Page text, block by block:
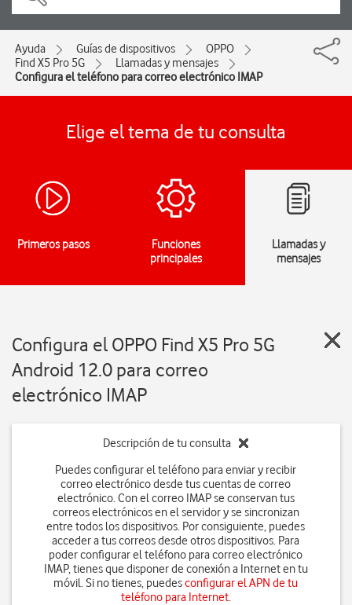
Ayuda Guías de dispositivos
OPPO
Find X5 Pro 5G
Llamadas y mensajes
Configura el teléfono para correo electrónico IMAP
Elige el tema de tu consulta
Primeros pasos
Funciones
principales
Llamadas y
mensajes
Configura el OPPO Find X5 Pro 5G
Android 12.0 para correo
electrónico IMAP
Descripción de tu consulta
Puedes configurar el teléfono para enviar y recibir
correo electrónico desde tus cuentas de correo
electrónico. Con el correo IMAP se conservan tus
correos electrónicos en el servidor y se sincronizan
entre todos los dispositivos. Por consiguiente, puedes
acceder a tus correos desde otros dispositivos. Para
poder configurar el teléfono para correo electrónico
IMAP, tienes que disponer de conexión a Internet en tu
móvil. Si no tienes, puedesconfigurar el APN de tu
teléfono para Internet.